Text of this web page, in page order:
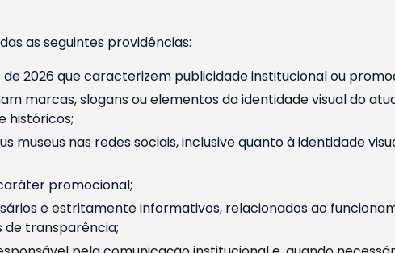
as seguintes providências:
2026 que caracterizem publicidade institucional ou
marcas, slogans ou elementos da identidade visual do
históricos;
nas redes sociais, inclusive quanto à identidade
promocional;
e estritamente informativos, relacionados ao
de transparência;